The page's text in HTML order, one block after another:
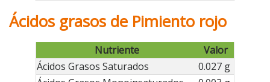
Ácidos grasos de Pimiento rojo
Nutriente
Valor
Ácidos Grasos Saturados
0.027 g